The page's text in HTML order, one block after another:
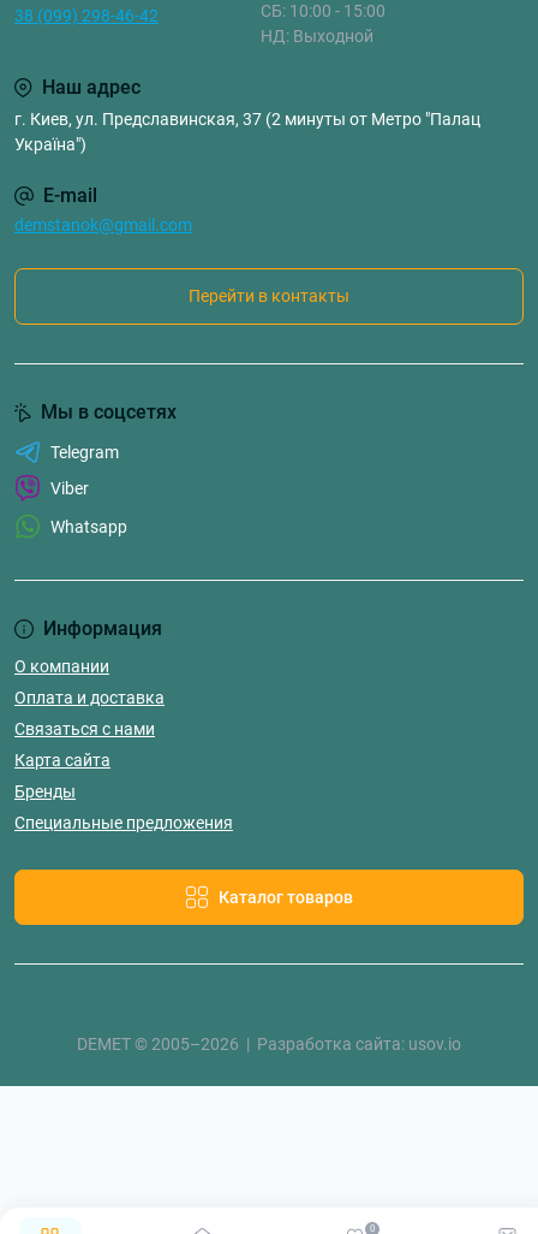
0
38 (099) 298-46-42
СБ: 10:00 - 15:00
НД: Выходной
Наш адрес
г. Киев, ул. Предславинская, 37 (2 минуты от Метро "Палац
Україна")
E-mail
demstanok@gmail.com
Перейти в контакты
Информация
О компании
Оплата и доставка
Связаться с нами
Карта сайта
Бренды
Специальные предложения
Каталог товаров
Мы в соцсетях
Telegram
Viber
Whatsapp
DEMET © 2005–2026 | Разработка сайта: usov.io